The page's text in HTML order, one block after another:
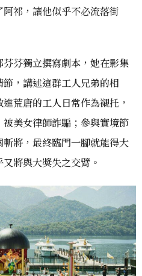
祁，讓他似乎不必流落街
芬獨立撰寫劇本，她在影集
，講述這群工人兄弟的相
荒唐的工人日常作為襯托，
美女律師詐騙；參與實境節
將，最終臨門一腳就能得大
將與大獎失之交臂。